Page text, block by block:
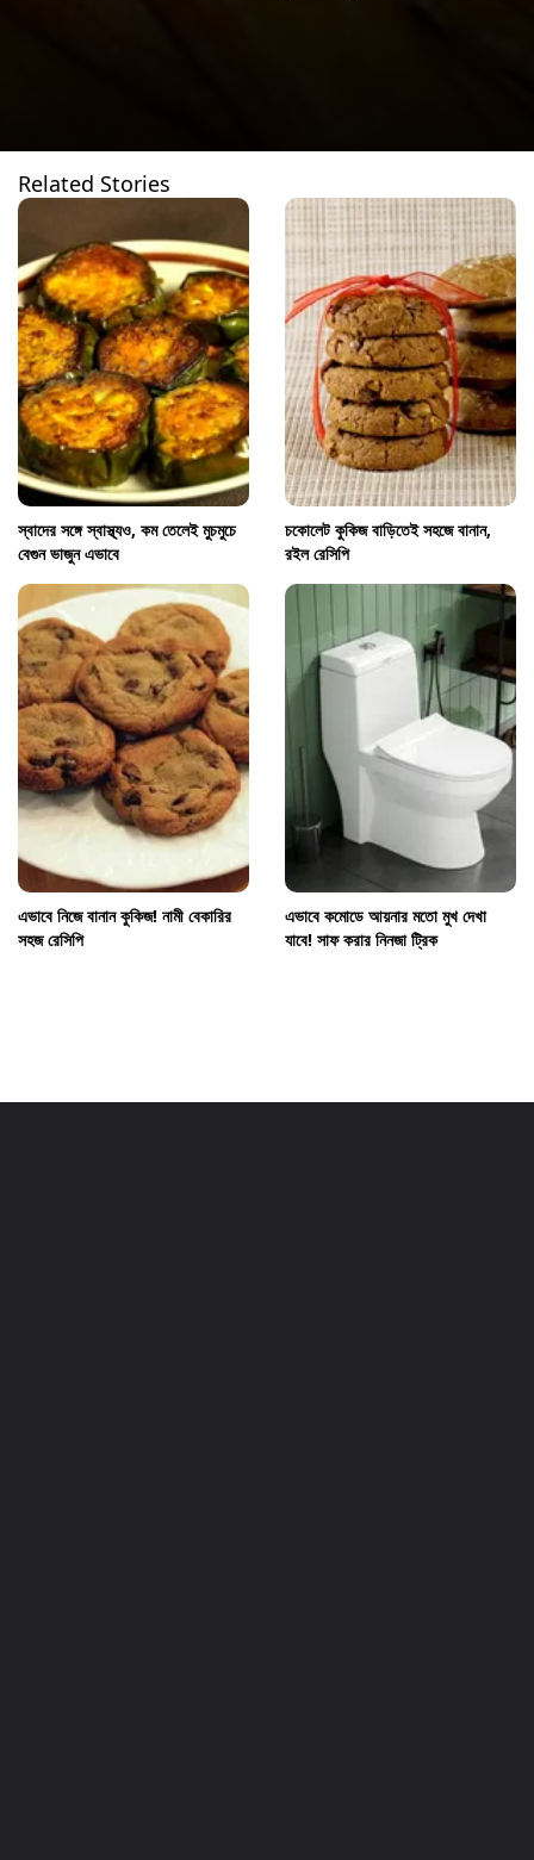
Related Stories
স্বাদের সঙ্গে স্বাস্থ্যও, কম তেলেই মুচমুচে
বেগুন ভাজুন এভাবে
চকোলেট কুকিজ বাড়িতেই সহজে বানান,
রইল রেসিপি
এভাবে নিজে বানান কুকিজ! নামী বেকারির
সহজ রেসিপি
এভাবে কমোডে আয়নার মতো মুখ দেখা
যাবে! সাফ করার নিনজা ট্রিক